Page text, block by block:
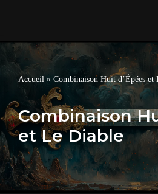
Accueil » Combinaison Huit d’Épées et
Combinaison
et Le Diable